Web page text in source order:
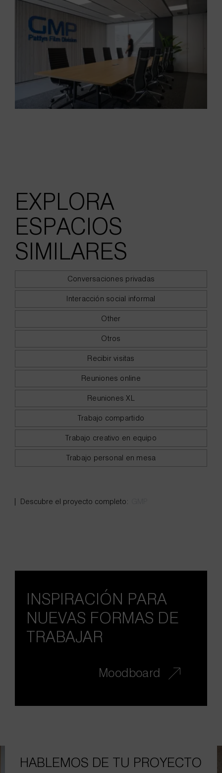
EXPLORA
ESPACIOS
SIMILARES
Conversaciones privadas
Interacción social informal
Other
Otros
Recibir visitas
Reuniones online
Reuniones XL
Trabajo compartido
Trabajo creativo en equipo
Trabajo personal en mesa
INSPIRACIÓN PARA
NUEVAS FORMAS DE
TRABAJAR
Moodboard
HABLEMOS DE TU PROYECTO